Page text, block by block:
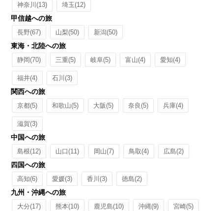
神奈川(13) 埼玉(12)
甲信越への旅
長野(67) 山梨(50) 新潟(50)
東海・北陸への旅
静岡(70) 三重(5) 岐阜(5) 富山(4) 愛知(4)
福井(4) 石川(3)
関西への旅
京都(5) 和歌山(5) 大阪(5) 奈良(5) 兵庫(4)
滋賀(3)
中国への旅
島根(12) 山口(11) 岡山(7) 鳥取(4) 広島(2)
四国への旅
高知(6) 愛媛(3) 香川(3) 徳島(2)
九州・沖縄への旅
大分(17) 熊本(10) 鹿児島(10) 沖縄(9) 宮崎(5)